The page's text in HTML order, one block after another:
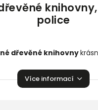
police
dřevěné knihovny
vaší domácnosti!
Více informací